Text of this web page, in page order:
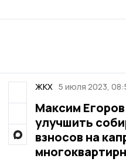
ЖКХ 5 июля 2023,
Максим
улучшить
взносов на